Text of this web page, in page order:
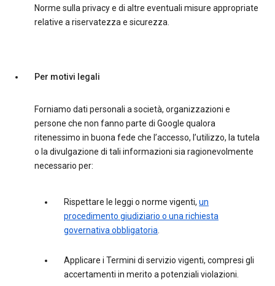
Norme sulla privacy e di altre eventuali misure appropriate
relative a riservatezza e sicurezza.
Per motivi legali
Forniamo dati personali a società, organizzazioni e
persone che non fanno parte di Google qualora
ritenessimo in buona fede che l’accesso, l’utilizzo, la tutela
o la divulgazione di tali informazioni sia ragionevolmente
necessario per:
Rispettare le leggi o norme vigenti, un
procedimento giudiziario o una richiesta
governativa obbligatoria.
Applicare i Termini di servizio vigenti, compresi gli
accertamenti in merito a potenziali violazioni.